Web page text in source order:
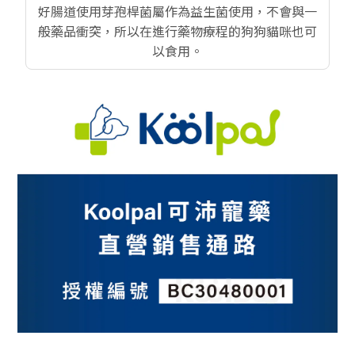
好腸道使用芽孢桿菌屬作為益生菌使用，不會與一
般藥品衝突，所以在進行藥物療程的狗狗貓咪也可
以食用。